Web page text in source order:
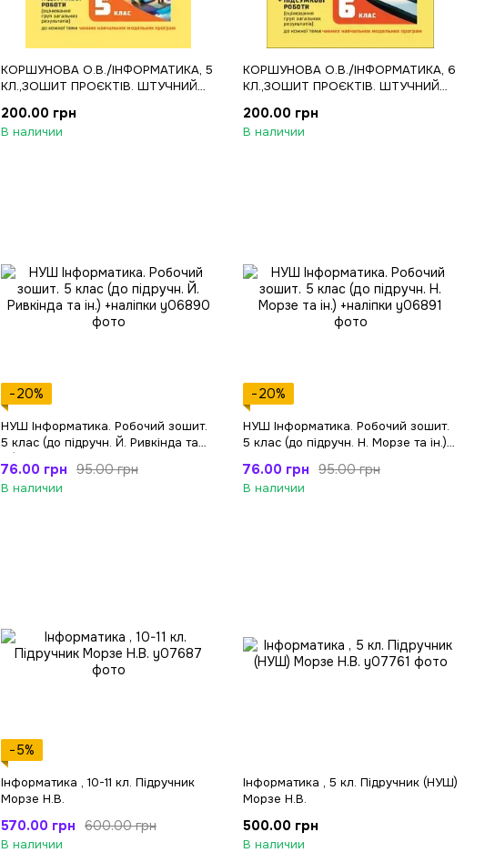
КОРШУНОВА О.В./ІНФОРМАТИКА, 5
КЛ.,ЗОШИТ ПРОЄКТІВ. ШТУЧНИЙ
200.00 грн
В наличии
КОРШУНОВА О.В./ІНФОРМАТИКА, 6
КЛ.,ЗОШИТ ПРОЄКТІВ. ШТУЧНИЙ
200.00 грн
В наличии
−20%
НУШ Інформатика. Робочий зошит.
5 клас (до підручн. Й. Ривкінда та
95.00 грн
76.00 грн
В наличии
−20%
НУШ Інформатика. Робочий зошит.
5 клас (до підручн. Н. Морзе та ін.)
95.00 грн
76.00 грн
В наличии
−5%
Інформатика , 10-11 кл. Підручник
Морзе Н.В.
600.00 грн
570.00 грн
В наличии
Інформатика , 5 кл. Підручник (НУШ)
Морзе Н.В.
500.00 грн
В наличии